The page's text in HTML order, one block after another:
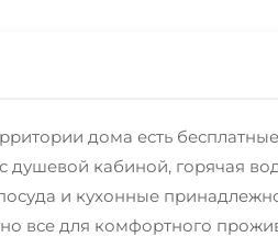
дома есть
кабиной, горячая
и кухонные
все для комфортного